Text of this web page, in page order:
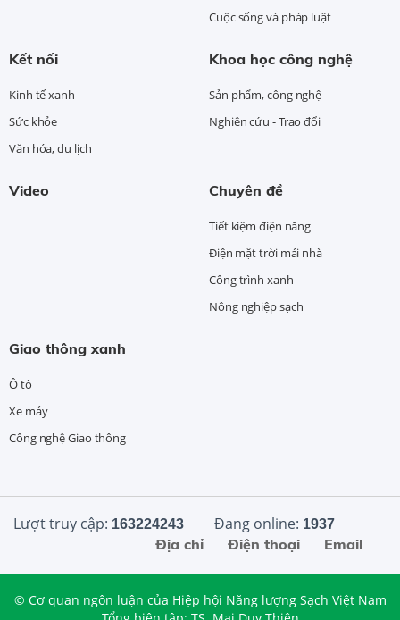
Cuộc sống và pháp luật
Kết nối
Kinh tế xanh
Sức khỏe
Văn hóa, du lịch
Khoa học công nghệ
Sản phẩm, công nghệ
Nghiên cứu - Trao đổi
Video Chuyên đề
Tiết kiệm điện năng
Điện mặt trời mái nhà
Công trình xanh
Nông nghiệp sạch
Giao thông xanh
Ô tô
Xe máy
Công nghệ Giao thông
Lượt truy cập: 163224243 Đang online: 1937
Email
Điện thoại
Địa chỉ
© Cơ quan ngôn luận của Hiệp hội Năng lượng Sạch Việt Nam